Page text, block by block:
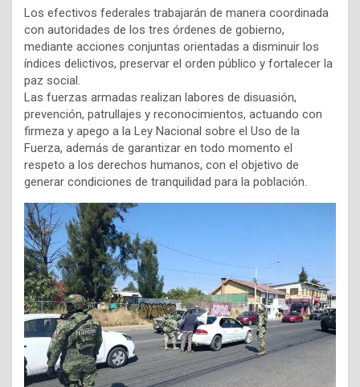
Los efectivos federales trabajarán de manera coordinada
con autoridades de los tres órdenes de gobierno,
mediante acciones conjuntas orientadas a disminuir los
índices delictivos, preservar el orden público y fortalecer la
paz social.
Las fuerzas armadas realizan labores de disuasión,
prevención, patrullajes y reconocimientos, actuando con
firmeza y apego a la Ley Nacional sobre el Uso de la
Fuerza, además de garantizar en todo momento el
respeto a los derechos humanos, con el objetivo de
generar condiciones de tranquilidad para la población.